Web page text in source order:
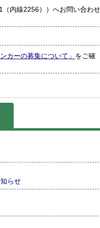
内線2256））へお問い合わせ
カーの募集について」 をご確
らせ